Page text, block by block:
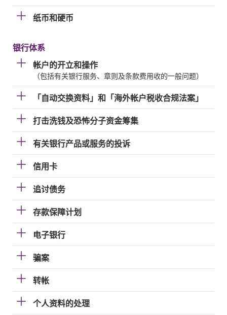
纸币和硬币
银行体系
帐户的开立和操作
（包括有关银行服务、章则及条款费用收的一般问题）
「自动交换资料」和「海外帐户税收合规法案」
打击洗钱及恐怖分子资金筹集
有关银行产品或服务的投诉
信用卡
追讨债务
存款保障计划
电子银行
骗案
转帐
个人资料的处理